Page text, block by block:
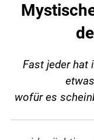
Fast jeder hat
wofür es